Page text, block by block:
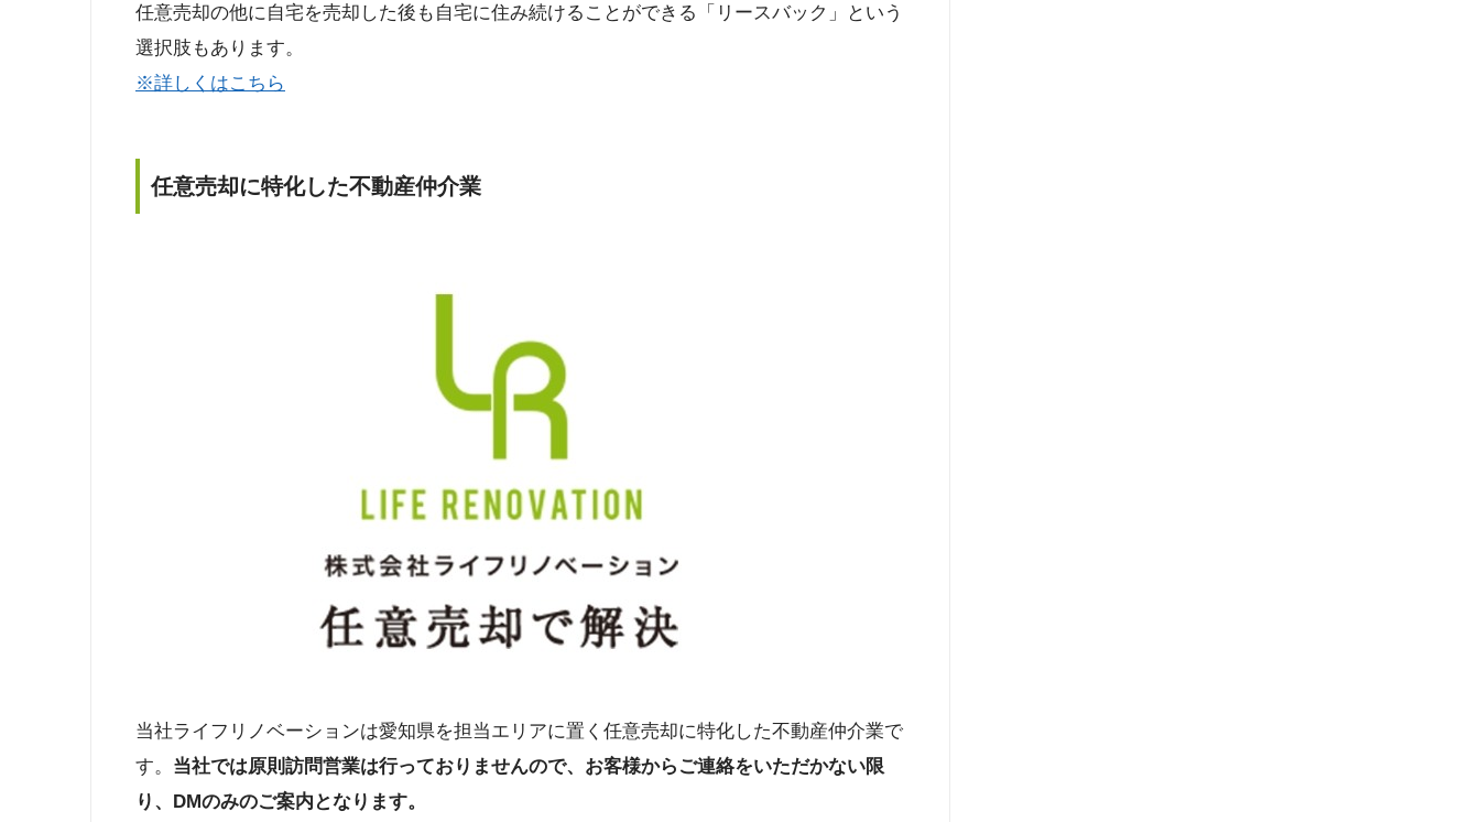
任意売却の他に自宅を売却した後も自宅に住み続けることができる「リースバック」という
選択肢もあります。
※詳しくはこちら
任意売却に特化した不動産仲介業
当社ライフリノベーションは愛知県を担当エリアに置く任意売却に特化した不動産仲介業で
す。 当社では原則訪問営業は行っておりませんので、お客様からご連絡をいただかない限
り、DMのみのご案内となります。